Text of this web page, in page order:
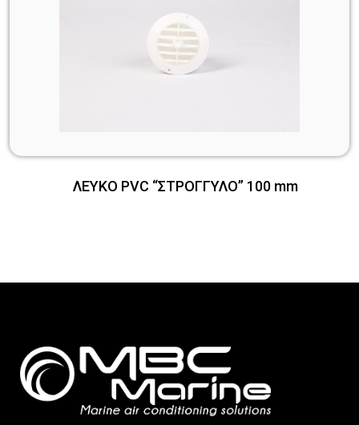
ΛΕΥΚΟ PVC “ΣΤΡΟΓΓΥΛΟ” 100 mm